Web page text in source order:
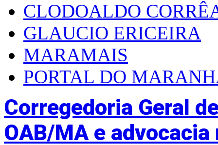
CLODOALDO
GLAUCIO ERICEIRA
MARAMAIS
PORTAL DO
Corregedoria Geral
OAB/MA e